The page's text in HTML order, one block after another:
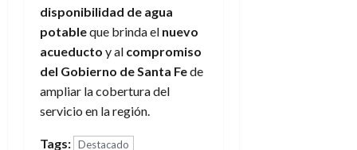
disponibilidad de agua
potableque brinda el nuevo
acueducto y al compromiso
del Gobierno de Santa Fede
ampliar la cobertura del
servicio en la región.
Tags: Destacado